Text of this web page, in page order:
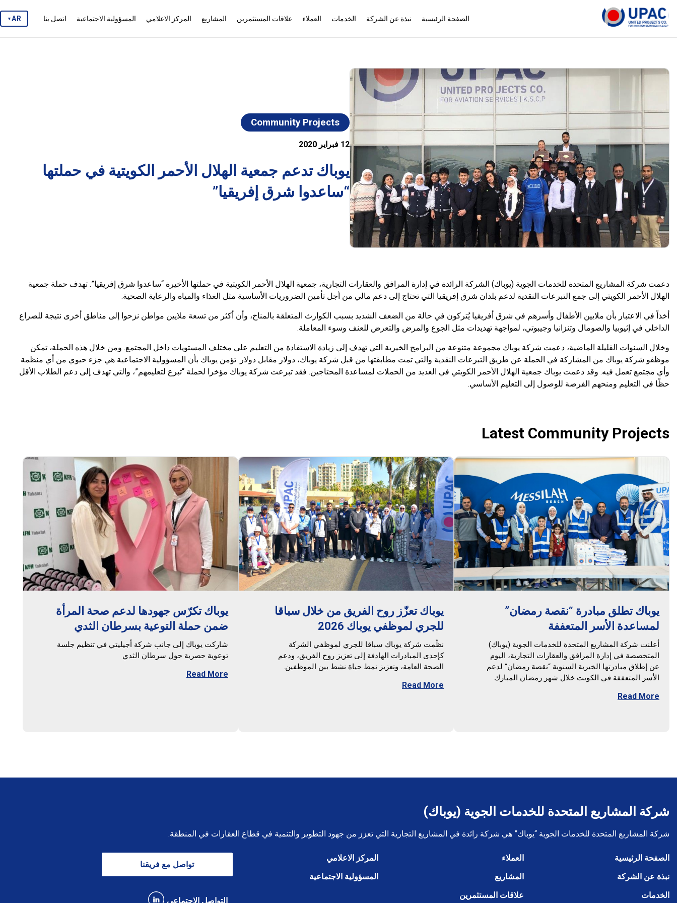
الصفحة الرئيسية نبذة عن الشركة الخدمات العملاء علاقات المستثمرين المشاريع المركز الاعلامي المسؤولية الاجتماعية اتصل بنا AR
▼
Community Projects
12 فبراير 2020
يوباك تدعم جمعية الهلال الأحمر الكويتية في حملتها
“ساعدوا شرق إفريقيا”
دعمت شركة المشاريع المتحدة للخدمات الجوية (يوباك) الشركة الرائدة في إدارة المرافق والعقارات التجارية، جمعية الهلال الأحمر الكويتية في حملتها الأخيرة “ساعدوا شرق إفريقيا”. تهدف حملة جمعية
الهلال الأحمر الكويتي إلى جمع التبرعات النقدية لدعم بلدان شرق إفريقيا التي تحتاج إلى دعم مالي من أجل تأمين الضروريات الأساسية مثل الغذاء والمياه والرعاية الصحية.
أخذاً في الاعتبار بأن ملايين الأطفال وأسرهم في شرق أفريقيا يُتركون في حالة من الضعف الشديد بسبب الكوارث المتعلقة بالمناخ، وأن أكثر من تسعة ملايين مواطن نزحوا إلى مناطق أخرى نتيجة للصراع
الداخلي في إثيوبيا والصومال وتنزانيا وجيبوتي، لمواجهة تهديدات مثل الجوع والمرض والتعرض للعنف وسوء المعاملة.
وخلال السنوات القليلة الماضية، دعمت شركة يوباك مجموعة متنوعة من البرامج الخيرية التي تهدف إلى زيادة الاستفادة من التعليم على مختلف المستويات داخل المجتمع. ومن خلال هذه الحملة، تمكن
موظفو شركة يوباك من المشاركة في الحملة عن طريق التبرعات النقدية والتي تمت مطابقتها من قبل شركة يوباك، دولار مقابل دولار. تؤمن يوباك بأن المسؤولية الاجتماعية هي جزء حيوي من أي منظمة
وأي مجتمع تعمل فيه. وقد دعمت يوباك جمعية الهلال الأحمر الكويتي في العديد من الحملات لمساعدة المحتاجين. فقد تبرعت شركة يوباك مؤخرا لحملة “تبرع لتعليمهم”، والتي تهدف إلى دعم الطلاب الأقل
حظًا في التعليم ومنحهم الفرصة للوصول إلى التعليم الأساسي.
Latest Community Projects
يوباك تطلق مبادرة “نقصة رمضان”
لمساعدة الأسر المتعففة
أعلنت شركة المشاريع المتحدة للخدمات الجوية (يوباك)
المتخصصة في إدارة المرافق والعقارات التجارية، اليوم
عن إطلاق مبادرتها الخيرية السنوية “نقصة رمضان” لدعم
الأسر المتعففة في الكويت خلال شهر رمضان المبارك
Read More
يوباك تعزّز روح الفريق من خلال سباقا
للجري لموظفي يوباك 2026
نظّمت شركة يوباك سباقا للجري لموظفي الشركة
كإحدى المبادرات الهادفة إلى تعزيز روح الفريق، ودعم
الصحة العامة، وتعزيز نمط حياة نشط بين الموظفين.
Read More
يوباك تكرّس جهودها لدعم صحة المرأة
ضمن حملة التوعية بسرطان الثدي
شاركت يوباك إلى جانب شركة أجيليتي في تنظيم جلسة
توعوية حصرية حول سرطان الثدي
Read More
شركة المشاريع المتحدة للخدمات الجوية (يوباك)
شركة المشاريع المتحدة للخدمات الجوية “يوباك” هي شركة رائدة في المشاريع التجارية التي تعزز من جهود التطوير والتنمية في قطاع العقارات في المنطقة.
الصفحة الرئيسية
نبذة عن الشركة
الخدمات
العملاء
المشاريع
علاقات المستثمرين
المركز الاعلامي
المسؤولية الاجتماعية
تواصل مع فريقنا
التواصل الاجتماعي